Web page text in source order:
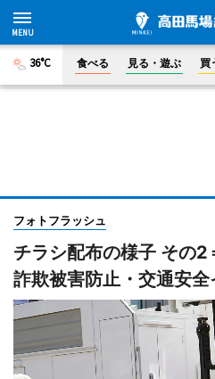
36°C 食べる 見る・遊ぶ 買
フォトフラッシュ
チラシ配布の様子 その
詐欺被害防止・交通安全